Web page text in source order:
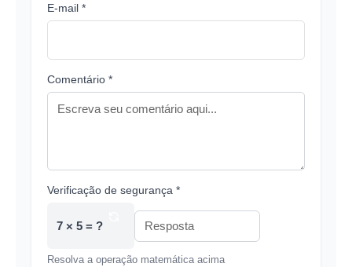
E-mail *
Comentário *
Verificação de segurança *
7 × 5 = ?
Resolva a operação matemática acima